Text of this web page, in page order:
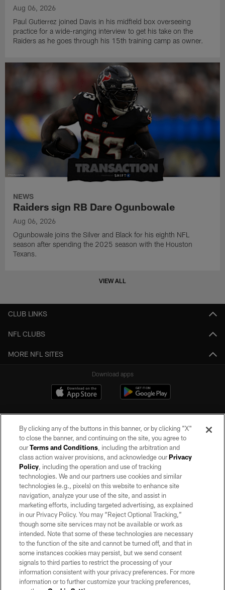
Aug 06, 2026
Paul Gutierrez joined Davis in his midfield box overseeing
practice for a wide-ranging interview to get his take on the
Raiders as he goes through his 15th training camp as owner.
NEWS
Raiders sign RB Dare Ogunbowale
Aug 06, 2026
Ogunbowale joins the Silver and Black for his eighth NFL
season after spending the 2025 season with the Houston
Texans.
VIEW ALL
CLUB LINKS
NFL CLUBS
MORE NFL SITES
Download apps
©2026 by the Las Vegas Raiders. All rights reserved. No portion of this site
may be reproduced without the express written permission of the Las Vegas
Raiders.
PRIVACY POLICY
TERMS OF SERVICE
ACCESSIBILITY
AD CHOICES
YOUR PRIVACY CHOICES
COOKIE SETTINGS
By clicking any of the buttons in this banner, or by clicking "X"
to close the banner, and continuing on the site, you agree to
ourTerms and Conditions, including the arbitration and
class action waiver provisions, and acknowledge ourPrivacy
Policy, including the operation and use of tracking
technologies. We and our partners use cookies and similar
technologies (e.g., pixels) on this website to enhance site
navigation, analyze your use of the site, and assist in
marketing efforts, including targeted advertising, as explained
in our Privacy Policy. You may “Reject Optional Tracking,”
though some site services may not be available or work as
intended. Note that some of these technologies are necessary
to the function of the site and cannot be turned off, and that in
some instances cookies may persist, but we send consent
signals to third parties to restrict the processing of your
information consistent with your privacy preferences. For more
information or to further customize your tracking preferences,